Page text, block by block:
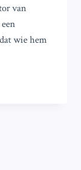
van
wie hem